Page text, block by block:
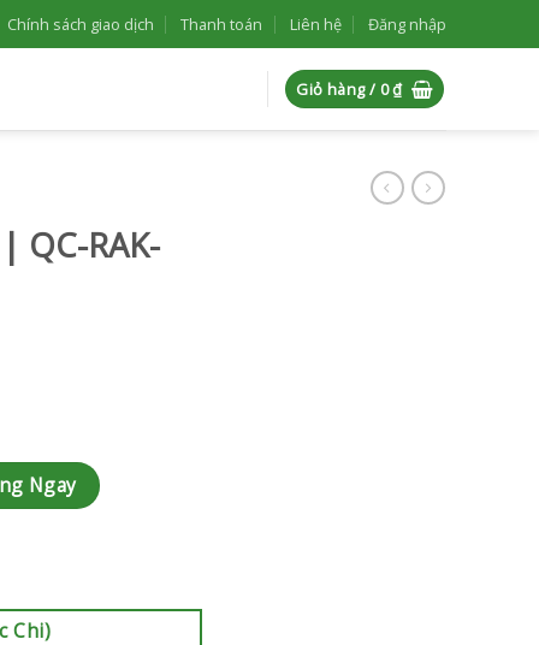
Chính sách giao dịch Thanh toán Liên hệ Đăng nhập
Giỏ hàng / 0₫
QC-RAK-
Ngay
Chi)